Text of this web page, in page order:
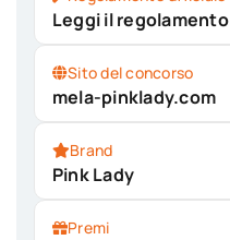
Leggi il regolamento
Sito del concorso
mela-pinklady.com
Brand
Pink Lady
Premi